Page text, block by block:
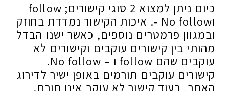
כיום ניתן למצוא 2 סוגי קישורים; follow
וNo follow -. איכות הקישור נמדדת בחוזק
ובמגוון פרמטרים נוספים, כאשר ישנו הבדל
מהותי בין קישורים עוקבים וקישורים לא
עוקבים שהם follow ו – No follow.
קישורים עוקבים תורמים באופן ישיר לדירוג